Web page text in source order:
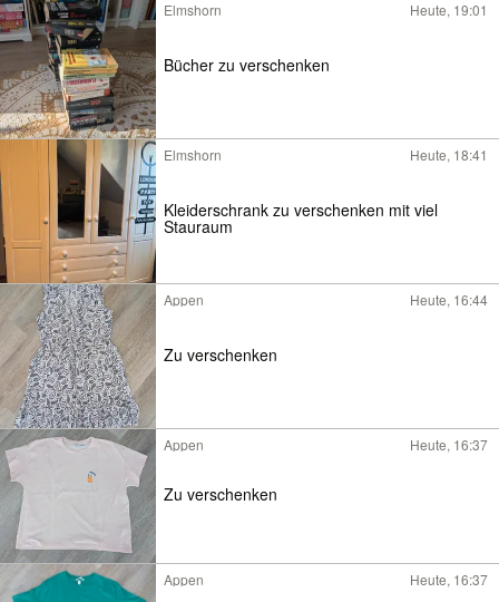
Elmshorn Heute, 19:01
Bücher zu verschenken
Elmshorn Heute, 18:41
Kleiderschrank zu verschenken mit viel
Stauraum
Appen Heute, 16:44
Zu verschenken
Appen Heute, 16:37
Zu verschenken
Appen Heute, 16:37